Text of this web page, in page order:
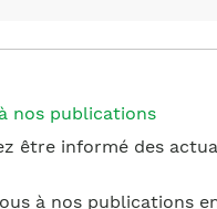
nos publications
être informé des
à nos publications